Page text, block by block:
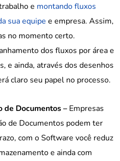
e montando fluxos
sua equipe e empresa. Assim,
no momento certo.
dos fluxos por área e
e ainda, através dos desenhos
claro seu papel no processo.
de Documentos – Empresas
de Documentos podem ter
com o Software você reduz
e ainda com